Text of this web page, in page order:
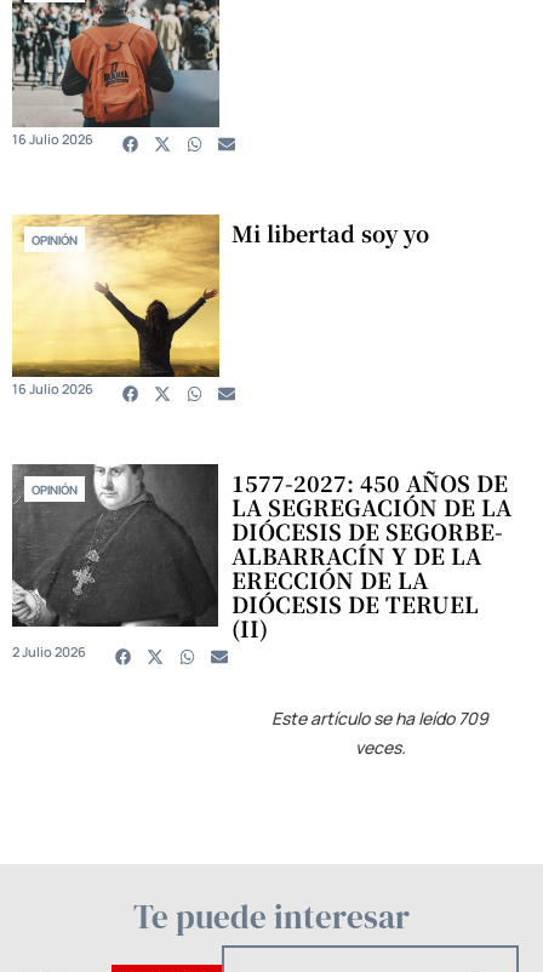
16 Julio 2026
OPINIÓN Mi libertad soy yo
16 Julio 2026
OPINIÓN 1577-2027: 450 AÑOS DE
LA SEGREGACIÓN DE LA
DIÓCESIS DE SEGORBE-
ALBARRACÍN Y DE LA
ERECCIÓN DE LA
DIÓCESIS DE TERUEL
(II)
2 Julio 2026
Este artículo se ha leído 709
veces.
Te puede interesar